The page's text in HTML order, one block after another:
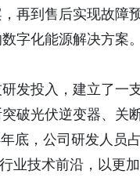
再到售后实现故障
字化能源解决方案
发投入，建立了一
破光伏逆变器、关
底，公司研发人员
业技术前沿，以更加